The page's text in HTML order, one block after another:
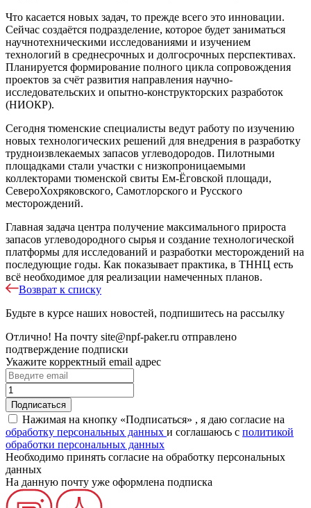
Что касается новых задач, то прежде всего это инновации.
Сейчас создаётся подразделение, которое будет заниматься
научнотехническими исследованиями и изучением
технологий в среднесрочных и долгосрочных перспективах.
Планируется формирование полного цикла сопровождения
проектов за счёт развития направления научно-
исследовательских и опытно-конструкторских разработок
(НИОКР).
Сегодня тюменские специалисты ведут работу по изучению
новых технологических решений для внедрения в разработку
трудноизвлекаемых запасов углеводородов. Пилотными
площадками стали участки с низкопроницаемыми
коллекторами тюменской свиты Ем-Ёговской площади,
СевероХохряковского, Самотлорского и Русского
месторождений.
Главная задача центра получение максимального прироста
запасов углеводородного сырья и создание технологической
платформы для исследований и разработки месторождений на
последующие годы. Как показывает практика, в ТННЦ есть
всё необходимое для реализации намеченных планов.
Возврат к списку
Будьте в курсе наших новостей, подпишитесь на рассылку
Отлично! На почту site@npf-paker.ru отправлено
подтверждение подписки
Укажите корректный email адрес
Нажимая на кнопку «Подписаться» , я даю согласие на
обработку персональных данных и соглашаюсь c политикой
обработки персональных данных
Необходимо принять согласие на обработку персональных
данных
На данную почту уже оформлена подписка